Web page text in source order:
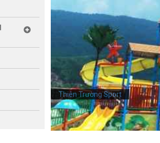
Thiên Trường Sport